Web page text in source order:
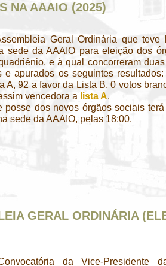
NA AAAIO (2025)
Geral Ordinária que teve
sede da AAAIO para eleição dos
e à qual concorreram
e apurados os seguintes
A, 92 a favor da Lista B, 0 votos
vencedora a lista A.
posse dos novos órgãos sociais
sede da AAAIO, pelas 18:00.
GERAL ORDINÁRIA
da Vice-Presidente